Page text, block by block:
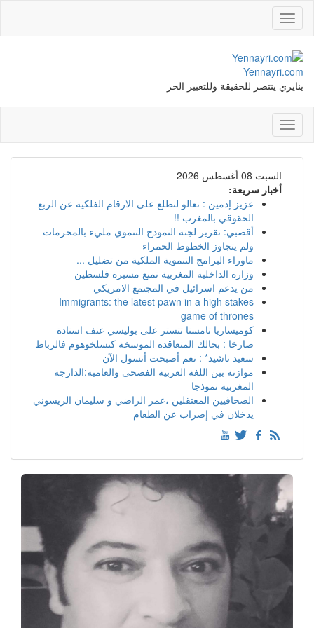
Toggle
navigation
Yennayri.com
ينايري ينتصر للحقيقة وللتعبير الحر
Toggle
navigation
السبت 08 أغسطس 2026
أخبار سريعة:
عزيز إدمين : تعالو لنطلع على الارقام الفلكية عن الربع
الحقوقي بالمغرب !!
أقصبي: تقرير لجنة النمودج التنموي مليء بالمحرمات
ولم يتجاوز الخطوط الحمراء
ماوراء البرامج التنموية الملكية من تضليل ...
وزارة الداخلية المغربية تمنع مسيرة فلسطين
من يدعم اسرائيل في المجتمع الامريكي
Immigrants: the latest pawn in a high stakes
game of thrones
كوميساريا تامسنا تتستر على بوليسي عنف استادة
صارخا : بحالك المتعاقدة الموسخة كنسلخوهوم فالرباط
سعيد ناشيد* : نعم أصبحت أتسول الآن
موازنة بين اللغة العربية الفصحى والعامية:الدارجة
المغربية نموذجا
الصحافيين المعتقلين ،عمر الراضي و سليمان الريسوني
يدخلان في إضراب عن الطعام